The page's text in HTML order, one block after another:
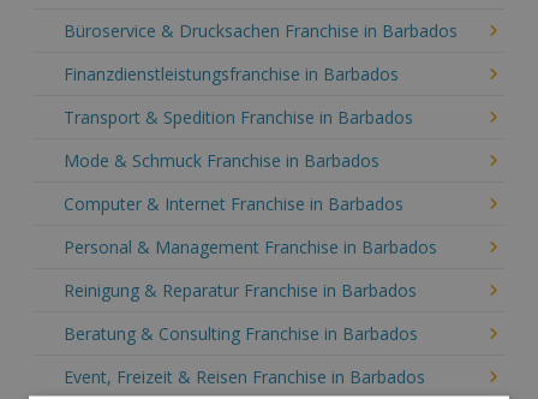
Büroservice & Drucksachen Franchise in Barbados
Finanzdienstleistungsfranchise in Barbados
Transport & Spedition Franchise in Barbados
Mode & Schmuck Franchise in Barbados
Computer & Internet Franchise in Barbados
Personal & Management Franchise in Barbados
Reinigung & Reparatur Franchise in Barbados
Beratung & Consulting Franchise in Barbados
Event, Freizeit & Reisen Franchise in Barbados